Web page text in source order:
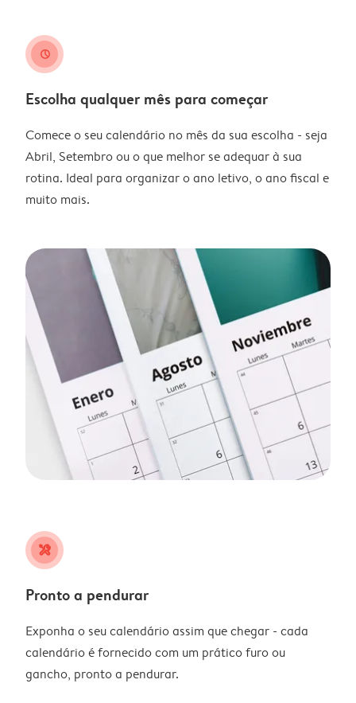
clock
Escolha qualquer mês para começar
Comece o seu calendário no mês da sua escolha - seja
Abril, Setembro ou o que melhor se adequar à sua
rotina. Ideal para organizar o ano letivo, o ano fiscal e
muito mais.
tools
Pronto a pendurar
Exponha o seu calendário assim que chegar - cada
calendário é fornecido com um prático furo ou
gancho, pronto a pendurar.